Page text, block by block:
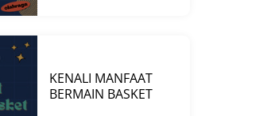
KENALI MANFAAT
BERMAIN BASKET